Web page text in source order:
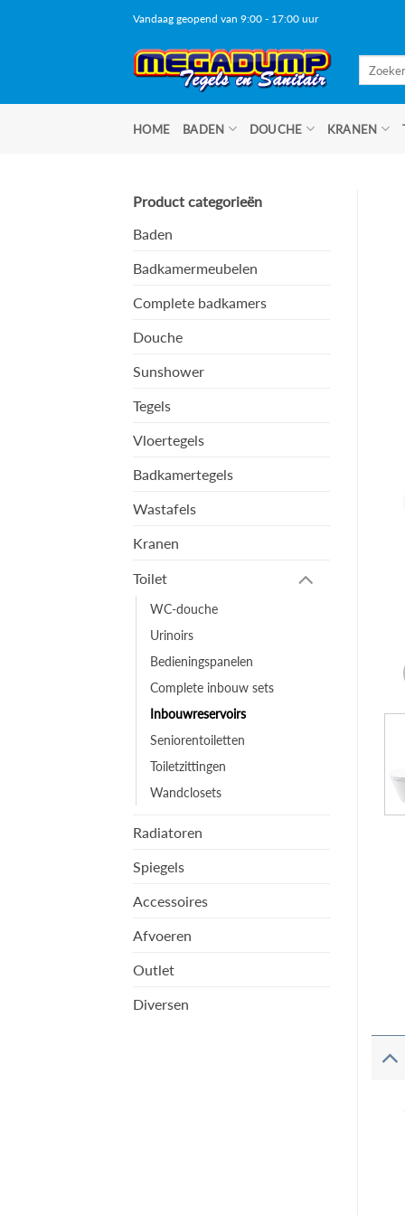
Vandaag geopend van 9:00 - 17:00 uur
HOME BADEN DOUCHE KRANEN
Product categorieën
Baden
Badkamermeubelen
Complete badkamers
Douche
Sunshower
Tegels
Vloertegels
Badkamertegels
Wastafels
Kranen
Toilet
WC-douche
Urinoirs
Bedieningspanelen
Complete inbouw sets
Inbouwreservoirs
Seniorentoiletten
Toiletzittingen
Wandclosets
Radiatoren
Spiegels
Accessoires
Afvoeren
Outlet
Diversen